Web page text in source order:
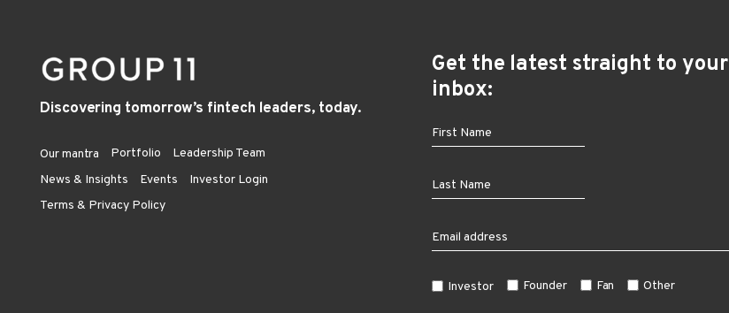
Discovering tomorrow’s fintech leaders, today.
Our mantra Portfolio
Leadership Team
News & Insights
Events
Investor Login
Terms & Privacy Policy
Get the latest straight to your
inbox:
Investor Founder Fan Other